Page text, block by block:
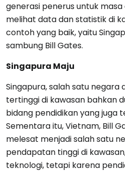
generasi penerus untuk masa
melihat data dan statistik di
contoh yang baik, yaitu
sambung Bill Gates.
Singapura Maju
Singapura, salah satu
tertinggi di kawasan bahkan
bidang pendidikan yang juga
Sementara itu, Vietnam, Bill
melesat menjadi salah satu
pendapatan tinggi di
teknologi, tetapi karena